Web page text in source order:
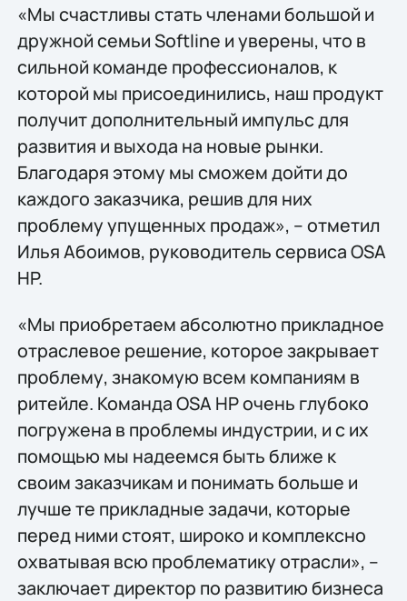
«Мы счастливы стать членами большой и
дружной семьи Softline и уверены, что в
сильной команде профессионалов, к
которой мы присоединились, наш продукт
получит дополнительный импульс для
развития и выхода на новые рынки.
Благодаря этому мы сможем дойти до
каждого заказчика, решив для них
проблему упущенных продаж», – отметил
Илья Абоимов, руководитель сервиса OSA
HP.
«Мы приобретаем абсолютно прикладное
отраслевое решение, которое закрывает
проблему, знакомую всем компаниям в
ритейле. Команда OSA HP очень глубоко
погружена в проблемы индустрии, и с их
помощью мы надеемся быть ближе к
своим заказчикам и понимать больше и
лучше те прикладные задачи, которые
перед ними стоят, широко и комплексно
охватывая всю проблематику отрасли», –
заключает директор по развитию бизнеса